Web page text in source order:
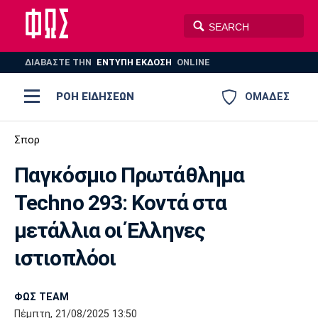
ΔΙΑΒΑΣΤΕ THN ΕΝΤΥΠΗ ΕΚΔΟΣΗ ONLINE
ΟΜΑΔΕΣ
ΡΟΗ ΕΙΔΗΣΕΩΝ
AUTO-MOTO PLUS
Ποδόσφαιρο
Super League 1
Super League 2
Γ Εθνική
Μπάσκετ
Ελλάδα
Ολυμπιακοί Αγώνες
Ολυμπιακός ΑΕΚ ΠΑΟΚ
Σπορ
Παγκόσμιο Πρωτάθλημα
Techno 293: Κοντά στα
μετάλλια οι Έλληνες
ιστιοπλόοι
ΦΩΣ TEAM
Πέμπτη, 21/08/2025 13:50